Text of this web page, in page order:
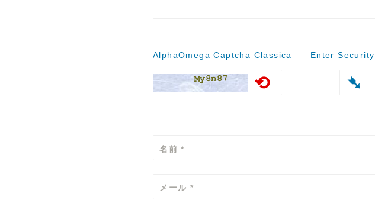
AlphaOmega Captcha Classica – Enter Security
⟲ ➴
名前*
メール *